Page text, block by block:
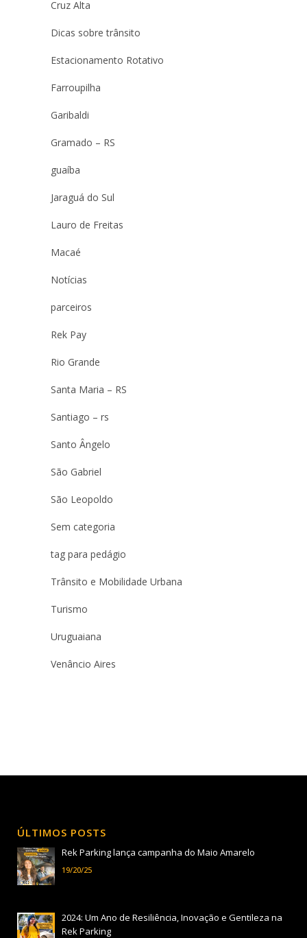
Cruz Alta
Dicas sobre trânsito
Estacionamento Rotativo
Farroupilha
Garibaldi
Gramado – RS
guaíba
Jaraguá do Sul
Lauro de Freitas
Macaé
Notícias
parceiros
Rek Pay
Rio Grande
Santa Maria – RS
Santiago – rs
Santo Ângelo
São Gabriel
São Leopoldo
Sem categoria
tag para pedágio
Trânsito e Mobilidade Urbana
Turismo
Uruguaiana
Venâncio Aires
ÚLTIMOS POSTS
Rek Parking lança campanha do Maio Amarelo
19/20/25
2024: Um Ano de Resiliência, Inovação e Gentileza na
Rek Parking